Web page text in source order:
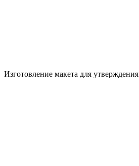
Изготовление макета для утверждения